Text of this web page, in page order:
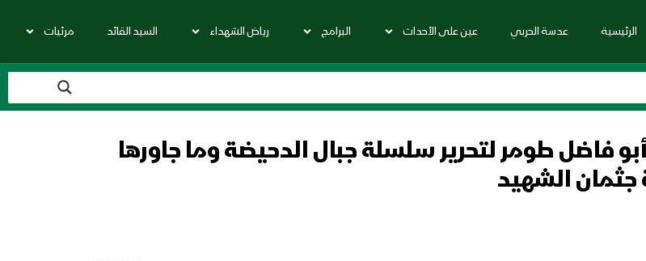
الرئيسية عدسة الحربي عين على الأحداث البرامج رياض الشهداء السيد القائد مرئيات
فاضل طومر لتحرير سلسلة جبال الدحيضة وما جاورها
جثمان الشهيد